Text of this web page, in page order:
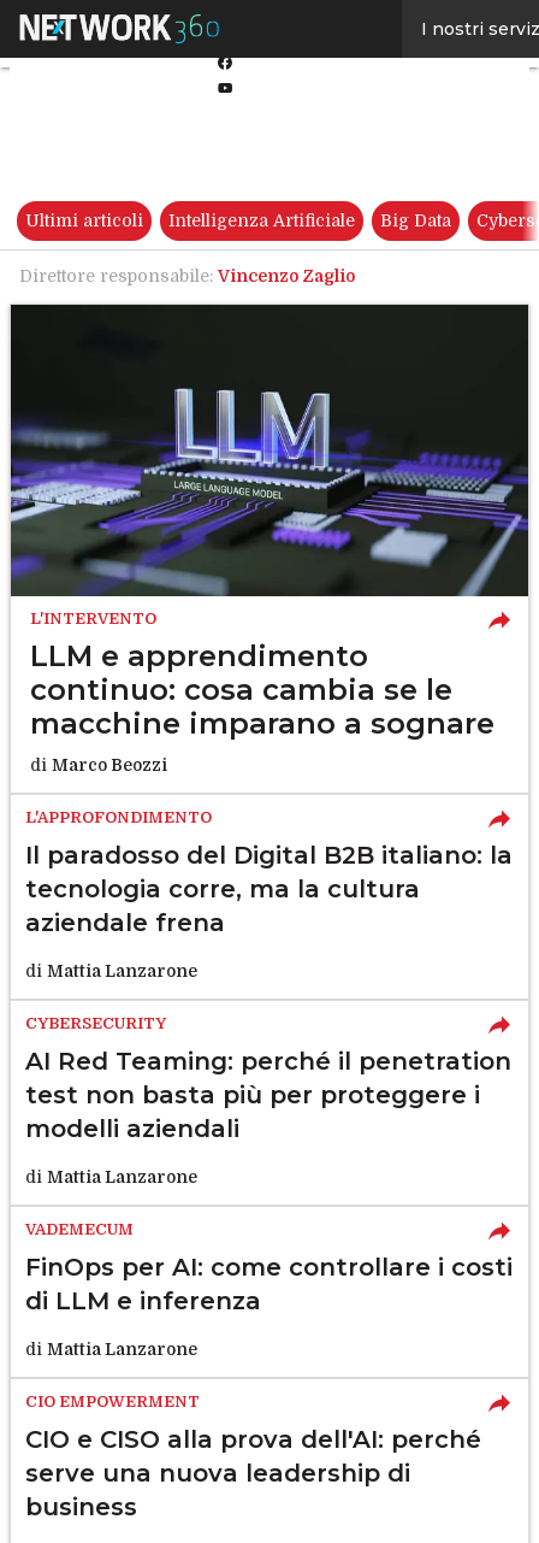
I nostri
Facebook
Ultimi articoli Intelligenza Artificiale Big Data
Direttore responsabile: Vincenzo Zaglio
L'INTERVENTO
LLM e apprendimento
continuo: cosa cambia se le
macchine imparano a sognare
di Marco Beozzi
L'APPROFONDIMENTO
Il paradosso del Digital B2B italiano: la
tecnologia corre, ma la cultura
aziendale frena
di Mattia Lanzarone
CYBERSECURITY
AI Red Teaming: perché il penetration
test non basta più per proteggere i
modelli aziendali
di Mattia Lanzarone
VADEMECUM
FinOps per AI: come controllare i costi
di LLM e inferenza
di Mattia Lanzarone
CIO EMPOWERMENT
CIO e CISO alla prova dell'AI: perché
serve una nuova leadership di
business